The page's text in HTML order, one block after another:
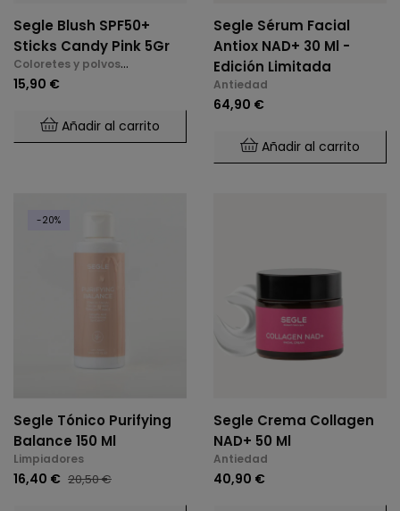
Segle Blush SPF50+
Sticks Candy Pink 5Gr
Coloretes y polvos
compactos
15,90 €
Añadir al carrito
Segle Sérum Facial
Antiox NAD+ 30 Ml -
Edición Limitada
Antiedad
64,90 €
Añadir al carrito
-20%
Segle Tónico Purifying
Balance 150 Ml
Limpiadores
16,40 € 20,50 €
Segle Crema Collagen
NAD+ 50 Ml
Antiedad
40,90 €